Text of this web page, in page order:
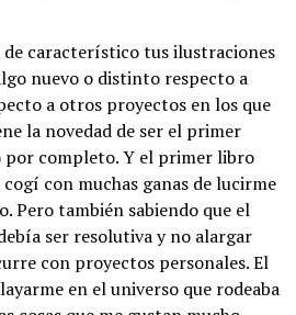
de característico tus ilustraciones
nuevo o distinto respecto a
a otros proyectos en los que
la novedad de ser el primer
completo. Y el primer libro
con muchas ganas de lucirme
Pero también sabiendo que el
ser resolutiva y no alargar
con proyectos personales. El
en el universo que rodeaba